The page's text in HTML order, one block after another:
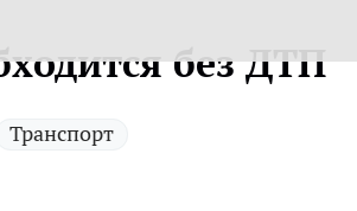
без ДТП
Транспорт